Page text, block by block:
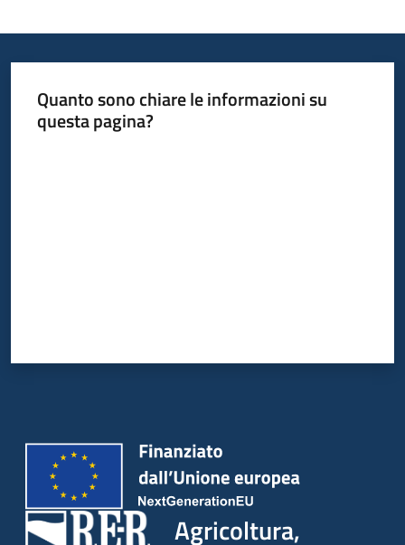
Quanto sono chiare le informazioni su
questa pagina?
Agricoltura,